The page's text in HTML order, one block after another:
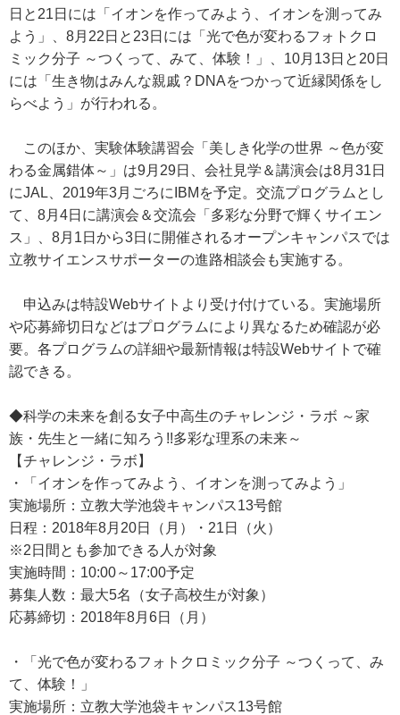
日と21日には「イオンを作ってみよう、イオンを測ってみ
よう」、8月22日と23日には「光で色が変わるフォトクロ
ミック分子 ～つくって、みて、体験！」、10月13日と20日
には「生き物はみんな親戚？DNAをつかって近縁関係をし
らべよう」が行われる。
このほか、実験体験講習会「美しき化学の世界 ～色が変
わる金属錯体～」は9月29日、会社見学＆講演会は8月31日
にJAL、2019年3月ごろにIBMを予定。交流プログラムとし
て、8月4日に講演会＆交流会「多彩な分野で輝くサイエン
ス」、8月1日から3日に開催されるオープンキャンパスでは
立教サイエンスサポーターの進路相談会も実施する。
申込みは特設Webサイトより受け付けている。実施場所
や応募締切日などはプログラムにより異なるため確認が必
要。各プログラムの詳細や最新情報は特設Webサイトで確
認できる。
◆科学の未来を創る女子中高生のチャレンジ・ラボ ～家
族・先生と一緒に知ろう!!多彩な理系の未来～
【チャレンジ・ラボ】
・「イオンを作ってみよう、イオンを測ってみよう」
実施場所：立教大学池袋キャンパス13号館
日程：2018年8月20日（月）・21日（火）
※2日間とも参加できる人が対象
実施時間：10:00～17:00予定
募集人数：最大5名（女子高校生が対象）
応募締切：2018年8月6日（月）
・「光で色が変わるフォトクロミック分子 ～つくって、み
て、体験！」
実施場所：立教大学池袋キャンパス13号館